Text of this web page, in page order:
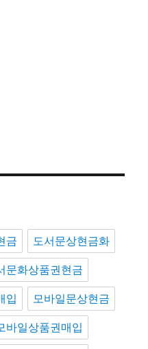
금 도서문상현금화
문화상품권현금
입 모바일문상현금
바일상품권매입